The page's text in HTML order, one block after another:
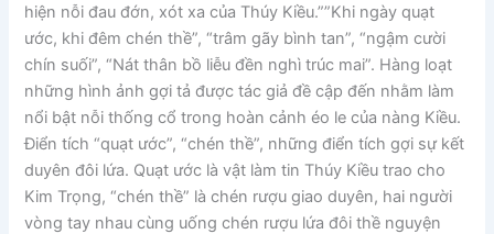
hiện nỗi đau đớn, xót xa của Thúy Kiều.””Khi ngày quạt
ước, khi đêm chén thề”, “trâm gãy bình tan”, “ngậm cười
chín suối”, “Nát thân bồ liễu đền nghì trúc mai”. Hàng loạt
những hình ảnh gợi tả được tác giả đề cập đến nhằm làm
nổi bật nỗi thống cổ trong hoàn cảnh éo le của nàng Kiều.
Điển tích “quạt ước”, “chén thề”, những điển tích gợi sự kết
duyên đôi lứa. Quạt ước là vật làm tin Thúy Kiều trao cho
Kim Trọng, “chén thề” là chén rượu giao duyên, hai người
vòng tay nhau cùng uống chén rượu lứa đôi thề nguyện